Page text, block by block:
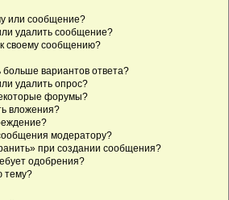
или сообщение?
удалить сообщение?
своему сообщению?
больше вариантов ответа?
удалить опрос?
форумы?
вложения?
модератору?
при создании сообщения?
одобрения?
тему?